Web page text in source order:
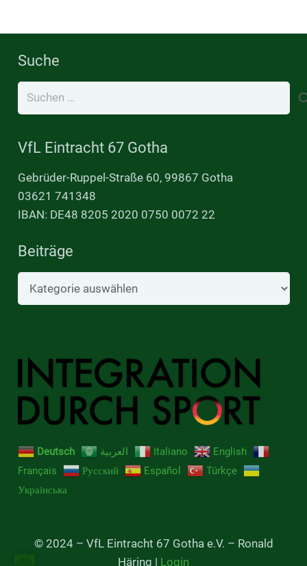
Suche
Suchen
nach:
VfL Eintracht 67 Gotha
Gebrüder-Ruppel-Straße 60, 99867 Gotha
03621 741348
IBAN: DE48 8205 2020 0750 0072 22
Beiträge
Deutsch العربية Italiano
English
Français
Русский Español
Türkçe
Українська
© 2024 – VfL Eintracht 67 Gotha e.V. – Ronald
Häring | Login